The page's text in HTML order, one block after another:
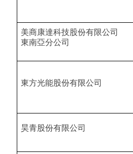
美商康達科技股份有限公司
東南亞分公司
東方光能股份有限公司
昊青股份有限公司